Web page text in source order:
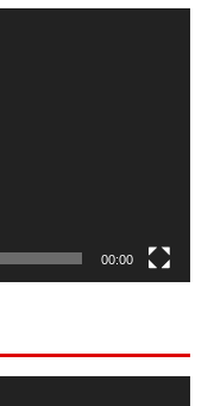
00:00